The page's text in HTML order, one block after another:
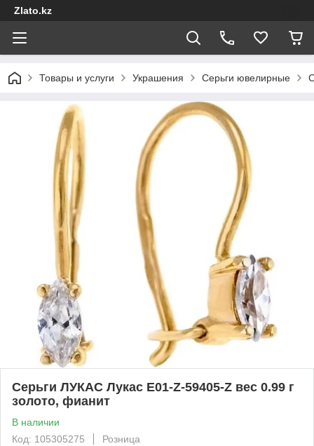
Zlato.kz
Товары и услуги Украшения Серьги ювелирные
Серьги ЛУКАС Лукас E01-Z-59405-Z вес 0.99 г
золото, фианит
В наличии
Код: 105305275
Розница